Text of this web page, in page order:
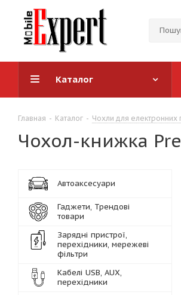
Каталог
Главная - Каталог - Чохли для електронних
Чохол-книжка
Автоаксесуари
Гаджети, Трендові
товари
Зарядні пристрої,
перехідники, мережеві
фільтри
Кабелі USB, AUX,
перехідники